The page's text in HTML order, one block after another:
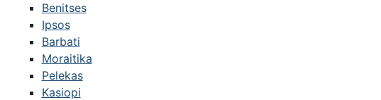
Benitses
Ipsos
Barbati
Moraitika
Pelekas
Kasiopi